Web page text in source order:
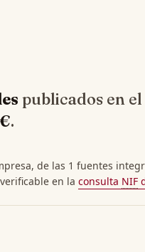
publicados en el
.
de las 1 fuentes
en la consulta NIF